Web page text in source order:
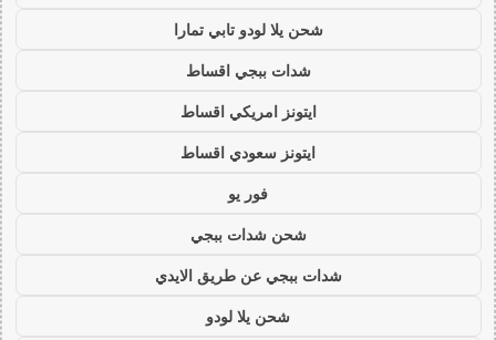
شحن يلا لودو تابي تمارا
شدات ببجي اقساط
ايتونز امريكي اقساط
ايتونز سعودي اقساط
فور يو
شحن شدات ببجي
شدات ببجي عن طريق الايدي
شحن يلا لودو